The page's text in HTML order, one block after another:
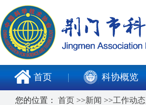
首页 科协概览
您的位置： 首页 >>新闻 >>工作动态